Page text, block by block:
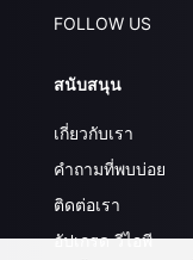
FOLLOW US
สนับสนุน
เกี่ยวกับเรา
คำถามที่พบบ่อย
ติดต่อเรา
อัปเกรด วีไอพี